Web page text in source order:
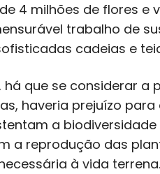
4 milhões de flores
trabalho de
cadeias e
há que se considerar
haveria prejuízo
a
a reprodução das
à vida terrena.